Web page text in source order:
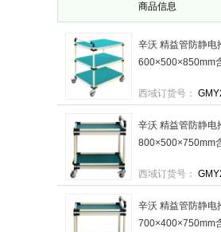
商品信息
辛沃 精益管防静电
600×500×850mm
西域订货号：
辛沃 精益管防静电
800×500×750mm
西域订货号：
辛沃 精益管防静电
700×400×750mm